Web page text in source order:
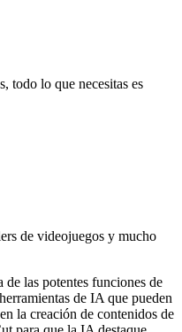
todo lo que necesitas es
de videojuegos y mucho
las potentes funciones de
de IA que pueden
la creación de contenidos de